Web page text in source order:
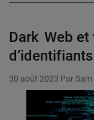
Dark Web
30 août 2023 Par